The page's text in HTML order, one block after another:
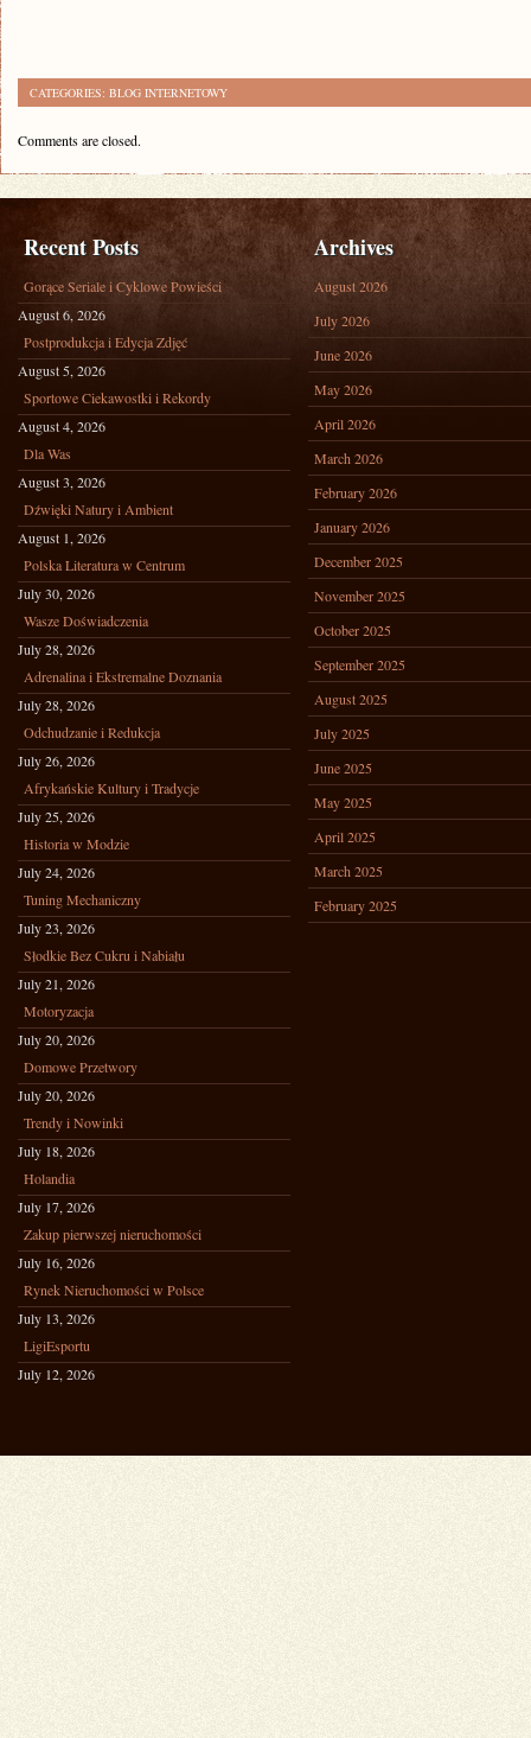
CATEGORIES: BLOG INTERNETOWY
Comments are closed.
Recent Posts
Gorące Seriale i Cyklowe Powieści
August 6, 2026
Postprodukcja i Edycja Zdjęć
August 5, 2026
Sportowe Ciekawostki i Rekordy
August 4, 2026
Dla Was
August 3, 2026
Dźwięki Natury i Ambient
August 1, 2026
Polska Literatura w Centrum
July 30, 2026
Wasze Doświadczenia
July 28, 2026
Adrenalina i Ekstremalne Doznania
July 28, 2026
Odchudzanie i Redukcja
July 26, 2026
Afrykańskie Kultury i Tradycje
July 25, 2026
Historia w Modzie
July 24, 2026
Tuning Mechaniczny
July 23, 2026
Słodkie Bez Cukru i Nabiału
July 21, 2026
Motoryzacja
July 20, 2026
Domowe Przetwory
July 20, 2026
Trendy i Nowinki
July 18, 2026
Holandia
July 17, 2026
Zakup pierwszej nieruchomości
July 16, 2026
Rynek Nieruchomości w Polsce
July 13, 2026
LigiEsportu
July 12, 2026
Archives
August 2026
July 2026
June 2026
May 2026
April 2026
March 2026
February 2026
January 2026
December 2025
November 2025
October 2025
September 2025
August 2025
July 2025
June 2025
May 2025
April 2025
March 2025
February 2025